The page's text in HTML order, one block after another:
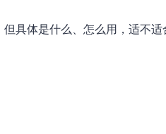
具体是什么、怎么用，适不